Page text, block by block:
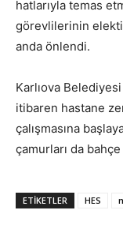
hatlarıyla temas
görevlilerinin
anda önlendi.
Karlıova
itibaren hastane
çalışmasına
çamurları da bahçe
ETIKETLER HES